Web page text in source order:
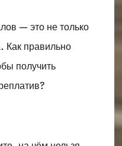
— это не только
Как правильно
получить